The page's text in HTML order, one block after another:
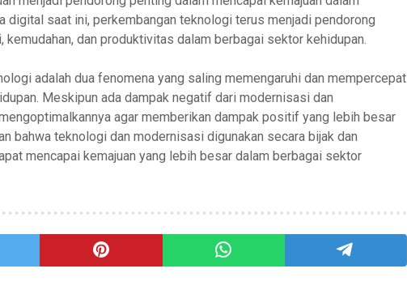
digital saat ini, perkembangan teknologi terus menjadi pendorong
dan produktivitas dalam berbagai sektor kehidupan.
adalah dua fenomena yang saling memengaruhi dan mempercepat
Meskipun ada dampak negatif dari modernisasi dan
agar memberikan dampak positif yang lebih besar
bahwa teknologi dan modernisasi digunakan secara bijak dan
mencapai kemajuan yang lebih besar dalam berbagai sektor